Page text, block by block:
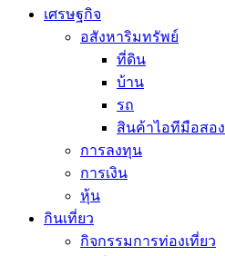
เศรษฐกิจ
อสังหาริมทรัพย์
ที่ดิน
บ้าน
รถ
สินค้าไอทีมือสอง
การลงทุน
การเงิน
หุ้น
กินเที่ยว
กิจกรรมการท่องเที่ยว